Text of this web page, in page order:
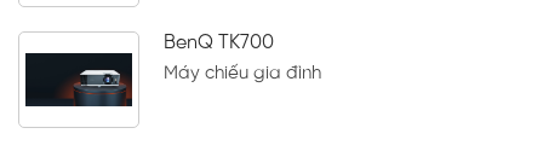
BenQ TK700
Máy chiếu gia đình